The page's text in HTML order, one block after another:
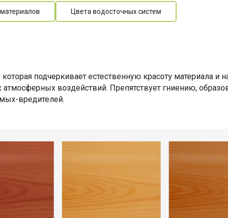
Цвета водосточных систем
подчеркивает естественную красоту материала и
атмосферных воздействий. Препятствует гниению,
вредителей.